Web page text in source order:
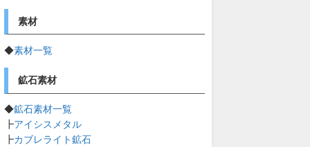
素材
◆素材一覧
鉱石素材
◆鉱石素材一覧
┣アイシスメタル
┣カブレライト鉱石